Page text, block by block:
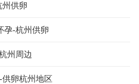
供卵
孕-杭州供卵
州周边
卵杭州地区